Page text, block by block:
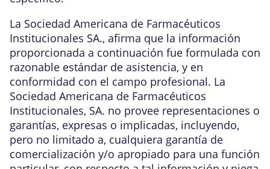
La Sociedad Americana de Farmacéuticos
Institucionales SA., afirma que la información
proporcionada a continuación fue formulada con
razonable estándar de asistencia, y en
conformidad con el campo profesional. La
Sociedad Americana de Farmacéuticos
Institucionales, SA. no provee representaciones o
garantías, expresas o implicadas, incluyendo,
pero no limitado a, cualquiera garantía de
comercialización y/o apropiado para una función